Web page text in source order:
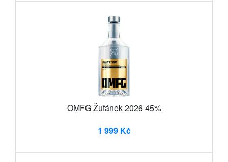
OMFG Žufánek 2026 45%
1 999 Kč